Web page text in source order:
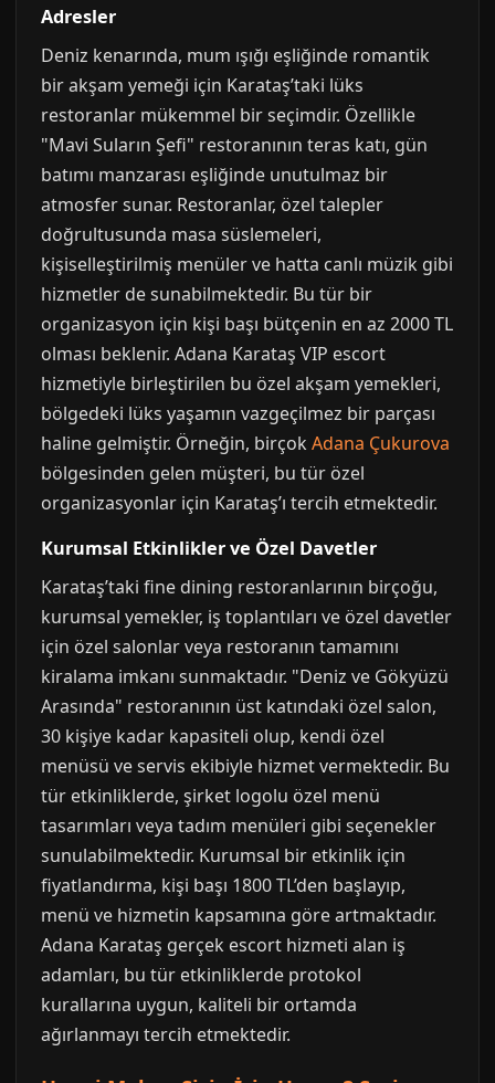
Adresler
Deniz kenarında, mum ışığı eşliğinde romantik
bir akşam yemeği için Karataş’taki lüks
restoranlar mükemmel bir seçimdir. Özellikle
"Mavi Suların Şefi" restoranının teras katı, gün
batımı manzarası eşliğinde unutulmaz bir
atmosfer sunar. Restoranlar, özel talepler
doğrultusunda masa süslemeleri,
kişiselleştirilmiş menüler ve hatta canlı müzik gibi
hizmetler de sunabilmektedir. Bu tür bir
organizasyon için kişi başı bütçenin en az 2000 TL
olması beklenir. Adana Karataş VIP escort
hizmetiyle birleştirilen bu özel akşam yemekleri,
bölgedeki lüks yaşamın vazgeçilmez bir parçası
haline gelmiştir. Örneğin, birçok Adana Çukurova
bölgesinden gelen müşteri, bu tür özel
organizasyonlar için Karataş’ı tercih etmektedir.
Kurumsal Etkinlikler ve Özel Davetler
Karataş’taki fine dining restoranlarının birçoğu,
kurumsal yemekler, iş toplantıları ve özel davetler
için özel salonlar veya restoranın tamamını
kiralama imkanı sunmaktadır. "Deniz ve Gökyüzü
Arasında" restoranının üst katındaki özel salon,
30 kişiye kadar kapasiteli olup, kendi özel
menüsü ve servis ekibiyle hizmet vermektedir. Bu
tür etkinliklerde, şirket logolu özel menü
tasarımları veya tadım menüleri gibi seçenekler
sunulabilmektedir. Kurumsal bir etkinlik için
fiyatlandırma, kişi başı 1800 TL’den başlayıp,
menü ve hizmetin kapsamına göre artmaktadır.
Adana Karataş gerçek escort hizmeti alan iş
adamları, bu tür etkinliklerde protokol
kurallarına uygun, kaliteli bir ortamda
ağırlanmayı tercih etmektedir.